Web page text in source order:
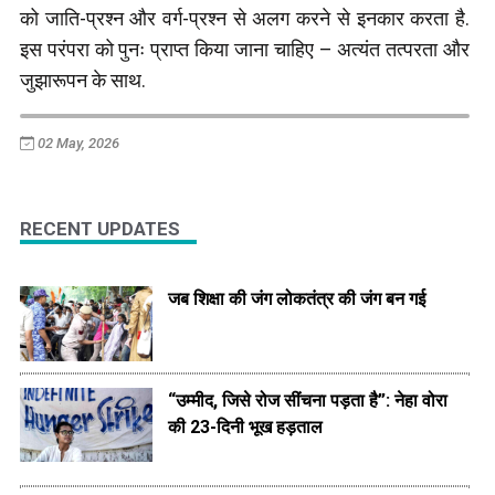
को जाति-प्रश्न और वर्ग-प्रश्न से अलग करने से इनकार करता है.
इस परंपरा को पुनः प्राप्त किया जाना चाहिए – अत्यंत तत्परता और
जुझारूपन के साथ.
02 May, 2026
RECENT UPDATES
जब शिक्षा की जंग लोकतंत्र की जंग बन गई
“उम्मीद, जिसे रोज सींचना पड़ता है”: नेहा वोरा
की 23-दिनी भूख हड़ताल